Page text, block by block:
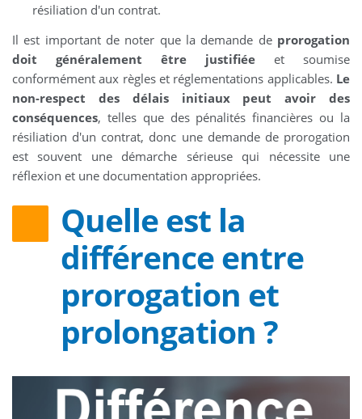
résiliation d'un contrat.
Il est important de noter que la demande de prorogation
doit généralement être justifiée et soumise
conformément aux règles et réglementations applicables. Le
non-respect des délais initiaux peut avoir des
conséquences, telles que des pénalités financières ou la
résiliation d'un contrat, donc une demande de prorogation
est souvent une démarche sérieuse qui nécessite une
réflexion et une documentation appropriées.
Quelle est la
différence entre
prorogation et
prolongation ?